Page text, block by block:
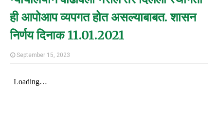
ही आपोआप व्यपगत होत असल्याबाबत. शासन
निर्णय दिनाक 11.01.2021
September 15, 2023